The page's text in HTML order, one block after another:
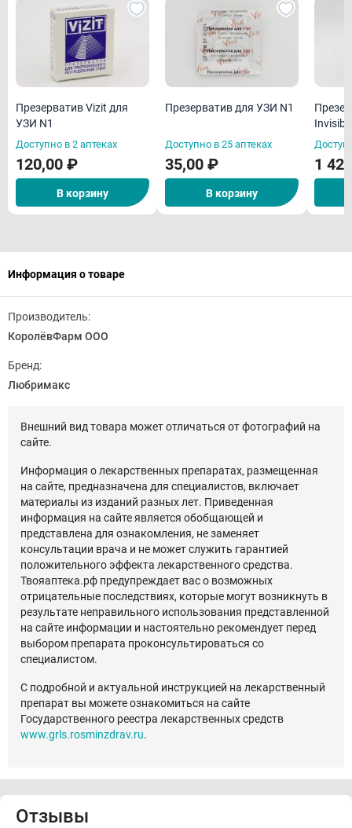
Презерватив Vizit для
УЗИ N1
Доступно в 2 аптеках
120,00 ₽
В корзину
Презерватив для УЗИ N1
Доступно в 25 аптеках
35,00 ₽
В корзину
1
Информация о товаре
Производитель:
КоролёвФарм ООО
Бренд:
Любримакс
Внешний вид товара может отличаться от фотографий на
сайте.
Информация о лекарственных препаратах, размещенная
на сайте, предназначена для специалистов, включает
материалы из изданий разных лет. Приведенная
информация на сайте является обобщающей и
представлена для ознакомления, не заменяет
консультации врача и не может служить гарантией
положительного эффекта лекарственного средства.
Твояаптека.рф предупреждает вас о возможных
отрицательные последствиях, которые могут возникнуть в
результате неправильного использования представленной
на сайте информации и настоятельно рекомендует перед
выбором препарата проконсультироваться со
специалистом.
С подробной и актуальной инструкцией на лекарственный
препарат вы можете ознакомиться на сайте
Государственного реестра лекарственных средств
www.grls.rosminzdrav.ru.
Отзывы